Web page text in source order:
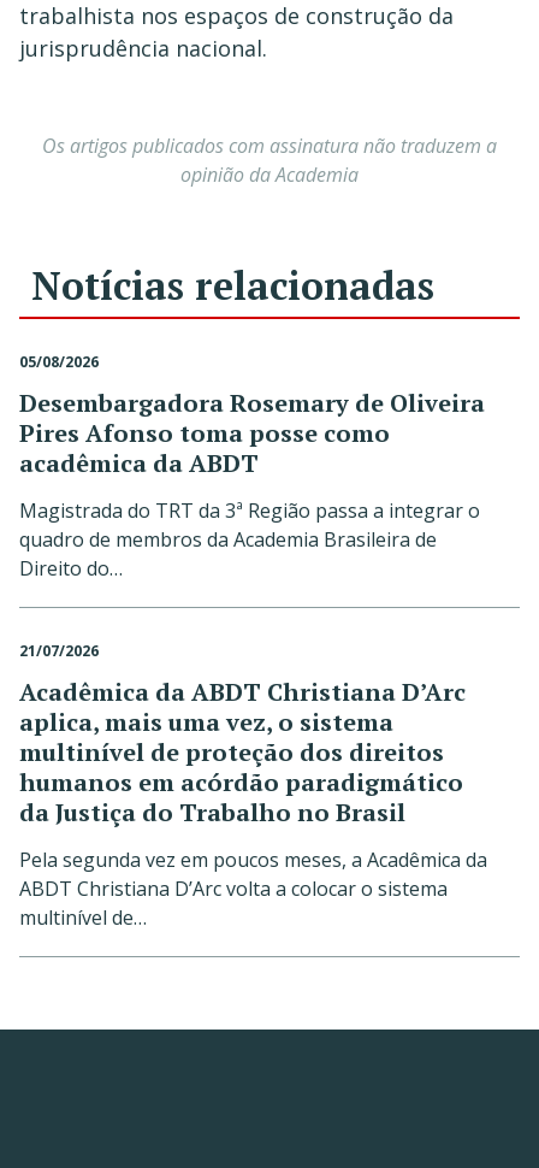
trabalhista nos espaços de construção da
jurisprudência nacional.
Os artigos publicados com assinatura não traduzem a
opinião da Academia
Notícias relacionadas
05/08/2026
Desembargadora Rosemary de Oliveira
Pires Afonso toma posse como
acadêmica da ABDT
Magistrada do TRT da 3ª Região passa a integrar o
quadro de membros da Academia Brasileira de
Direito do…
21/07/2026
Acadêmica da ABDT Christiana D’Arc
aplica, mais uma vez, o sistema
multinível de proteção dos direitos
humanos em acórdão paradigmático
da Justiça do Trabalho no Brasil
Pela segunda vez em poucos meses, a Acadêmica da
ABDT Christiana D’Arc volta a colocar o sistema
multinível de…